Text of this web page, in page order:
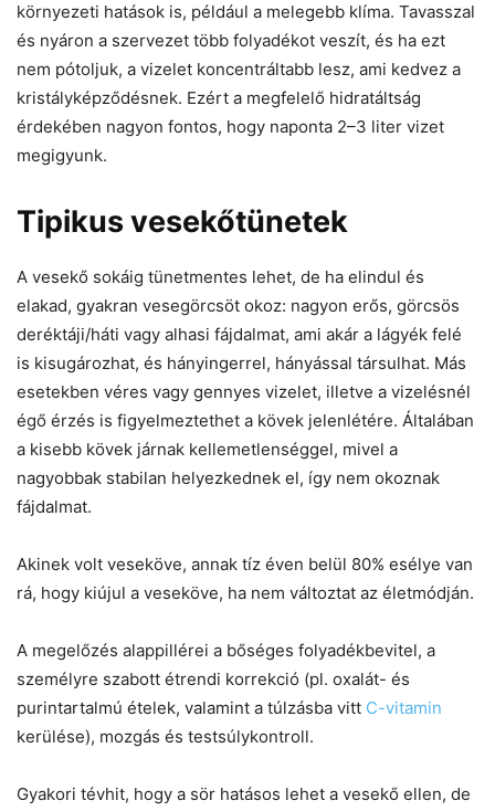
környezeti hatások is, például a melegebb klíma. Tavasszal
és nyáron a szervezet több folyadékot veszít, és ha ezt
nem pótoljuk, a vizelet koncentráltabb lesz, ami kedvez a
kristályképződésnek. Ezért a megfelelő hidratáltság
érdekében nagyon fontos, hogy naponta 2–3 liter vizet
megigyunk.
Tipikus vesekőtünetek
A vesekő sokáig tünetmentes lehet, de ha elindul és
elakad, gyakran vesegörcsöt okoz: nagyon erős, görcsös
deréktáji/háti vagy alhasi fájdalmat, ami akár a lágyék felé
is kisugározhat, és hányingerrel, hányással társulhat. Más
esetekben véres vagy gennyes vizelet, illetve a vizelésnél
égő érzés is figyelmeztethet a kövek jelenlétére. Általában
a kisebb kövek járnak kellemetlenséggel, mivel a
nagyobbak stabilan helyezkednek el, így nem okoznak
fájdalmat.
Akinek volt veseköve, annak tíz éven belül 80% esélye van
rá, hogy kiújul a veseköve, ha nem változtat az életmódján.
A megelőzés alappillérei a bőséges folyadékbevitel, a
személyre szabott étrendi korrekció (pl. oxalát- és
purintartalmú ételek, valamint a túlzásba vitt C-vitamin
kerülése), mozgás és testsúlykontroll.
Gyakori tévhit, hogy a sör hatásos lehet a vesekő ellen, de